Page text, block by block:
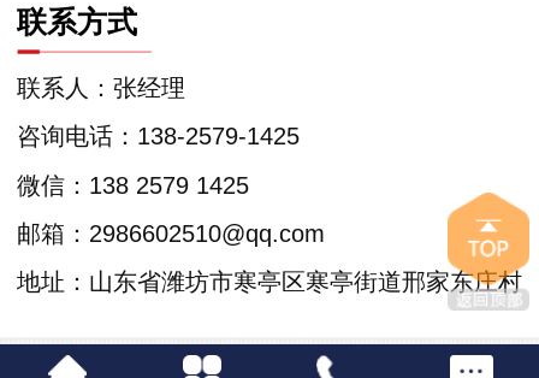
联系方式
咨询电话：138-2579-1425
联系人：张经理
微信：138 2579 1425
邮箱：2986602510@qq.com
地址：山东省潍坊市寒亭区寒亭街道邢家东庄村